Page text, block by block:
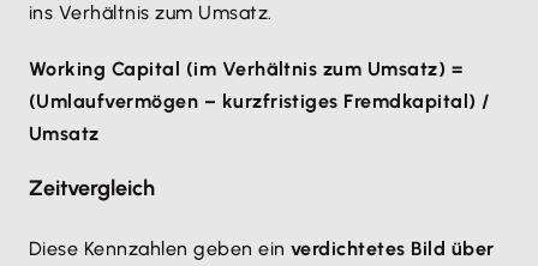
ins Verhältnis zum Umsatz.
Working Capital (im Verhältnis zum Umsatz) =
(Umlaufvermögen – kurzfristiges Fremdkapital) /
Umsatz
Zeitvergleich
Diese Kennzahlen geben ein verdichtetes Bild über